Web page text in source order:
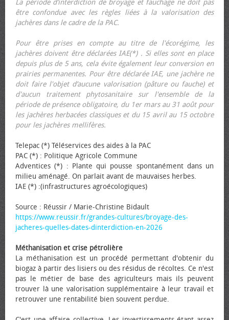
La période d’interdiction de broyage et fauchage ne doit pas
être confondue avec les règles liées à la valorisation des
jachères dans le cadre de la PAC.
Pour être prises en compte au titre de l'écorégime, les
jachères doivent être déclarées IAE(*) . Si elles sont en place
depuis plus de 5 ans, cela évite également leur conversion en
prairies permanentes. Pour être déclarée IAE, une jachère ne
doit faire l'objet d’aucune valorisation (pâture ou fauche) et
d'aucun traitement phytosanitaire sur l'ensemble de la
période de présence obligatoire, du 1er mars au 31 août pour
les jachères herbacées classiques et du 15 avril au 15 octobre
pour les jachères mellifères.
Telepac (*) Téléservices des aides à la PAC
PAC (*) : Politique Agricole Commune
Adventices (*) : Plante qui pousse spontanément dans un
milieu aménagé. On parlait avant de mauvaises herbes.
IAE (*) :(infrastructures agroécologiques)
Source : Réussir / Marie-Christine Bidault
https://www.reussir.fr/grandes-cultures/broyage-des-
jacheres-quelles-dates-dinterdiction-en-2026
Méthanisation et crise pétrolière
La méthanisation est un procédé permettant d'obtenir du
biogaz à partir des lisiers ou des résidus de récoltes. Ce n'est
pas le métier de base des agriculteurs mais ils peuvent
trouver là une valorisation supplémentaire à leur travail et
retrouver une rentabilité bien souvent perdue.